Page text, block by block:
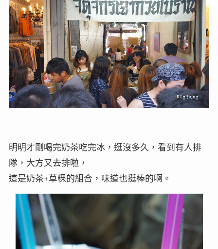
明明才剛喝完奶茶吃完冰，逛沒多久，看到有人排
隊，大方又去排啦，
這是奶茶+草粿的組合，味道也挺棒的啊。